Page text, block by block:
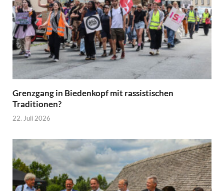
Grenzgang in Biedenkopf mit rassistischen
Traditionen?
22. Juli 2026